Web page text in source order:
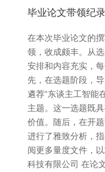
毕业论文带领纪录
在本次毕业论文的
领，收成颇丰。从
安排和内容充实，
先，在选题阶段，
遴荐“东谈主工智能
主题。这一选题既
价值。随后，在开
进行了雅致分析，
阅更多量度文件，
科技有限公司 在论